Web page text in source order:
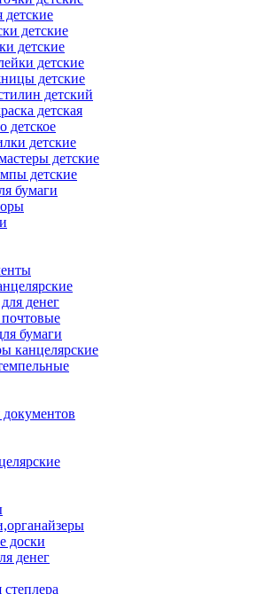
детские
детские
детские
детские
детские
детский
детская
детское
детские
детские
детские
бумаги
денег
бумаги
канцелярские
доски
денег